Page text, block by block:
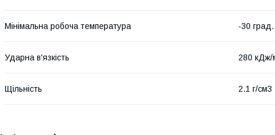
Мінімальна робоча температура -30 град.
Ударна в'язкість 280 кДж/
Щільність 2.1 г/см3